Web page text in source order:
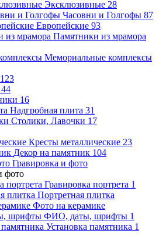
Эксклюзивные 28
Часовни и Голгофы 87
Европейские 93
Памятники из мрамора
Мемориальные комплексы
123
44
16
Надгробная плита 31
Столики, Лавочки 17
Кресты металлические 23
Декор на памятник 104
Гравировка и фото
фото
Гравировка портрета 1
Портретная плитка
Фото на керамике
ФИО, даты, шрифты 1
Установка памятника 1